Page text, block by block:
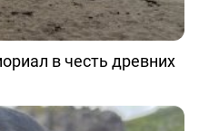
в честь древних